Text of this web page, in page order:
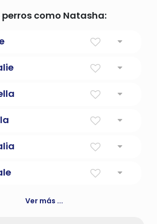
perros como Natasha:
Ver más ...